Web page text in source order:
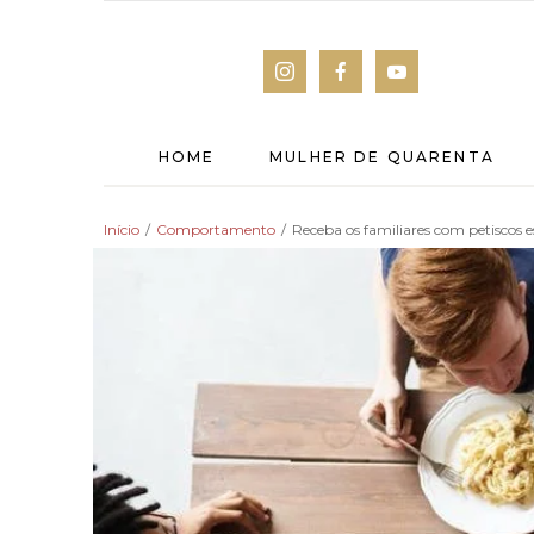
HOME MULHER DE QUARENTA
Início / Comportamento / Receba os familiares com petiscos